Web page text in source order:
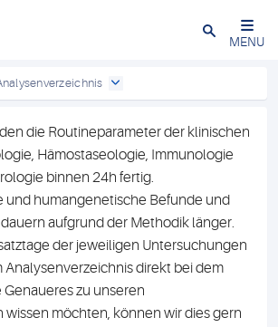
Close
MENU
die Routineparameter der klinischen
Hämostaseologie, Immunologie
binnen 24h fertig.
und humangenetische Befunde und
aufgrund der Methodik länger.
der jeweiligen Untersuchungen
Analysenverzeichnis direkt bei dem
Genaueres zu unseren
wissen möchten, können wir dies gern